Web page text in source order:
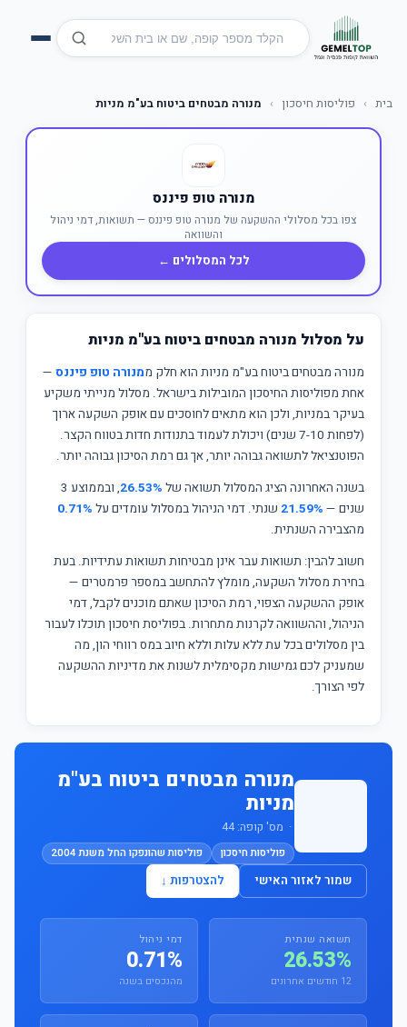
בית › פוליסות חיסכון › מנורה מבטחים ביטוח בע"מ מניות
מנורה טופ פיננס
צפו בכל מסלולי ההשקעה של מנורה טופ פיננס — תשואות, דמי ניהול
והשוואה
לכל המסלולים ←
על מסלול מנורה מבטחים ביטוח בע"מ מניות
מנורה מבטחים ביטוח בע"מ מניות הוא חלק ממנורה טופ פיננס —
אחת מפוליסות החיסכון המובילות בישראל. מסלול מנייתי משקיע
בעיקר במניות, ולכן הוא מתאים לחוסכים עם אופק השקעה ארוך
(לפחות 7-10 שנים) ויכולת לעמוד בתנודות חדות בטווח הקצר.
הפוטנציאל לתשואה גבוהה יותר, אך גם רמת הסיכון גבוהה יותר.
בשנה האחרונה הציג המסלול תשואה של 26.53%
, ובממוצע 3
שנים — 21.59% שנתי. דמי הניהול במסלול עומדים על 0.71%
מהצבירה השנתית.
חשוב להבין: תשואות עבר אינן מבטיחות תשואות עתידיות. בעת
בחירת מסלול השקעה, מומלץ להתחשב במספר פרמטרים —
אופק ההשקעה הצפוי, רמת הסיכון שאתם מוכנים לקבל, דמי
הניהול, וההשוואה לקרנות מתחרות. בפוליסת חיסכון תוכלו לעבור
בין מסלולים בכל עת ללא עלות וללא חיוב במס רווחי הון, מה
שמעניק לכם גמישות מקסימלית לשנות את מדיניות ההשקעה
לפי הצורך.
מנורה מבטחים ביטוח בע"מ
מניות
· מס' קופה: 44
פוליסות חיסכון פוליסות שהונפקו החל משנת 2004
שמור לאזור האישי להצטרפות ↓
תשואה שנתית
26.53%
12 חודשים אחרונים
דמי ניהול
0.71%
מהנכסים בשנה